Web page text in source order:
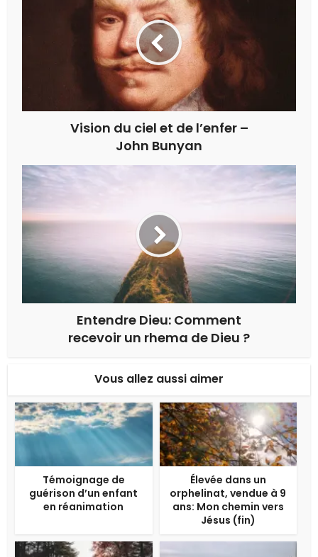
Vision du ciel et de l’enfer –
John Bunyan
Entendre Dieu: Comment
recevoir un rhema de Dieu ?
Vous allez aussi aimer
Témoignage de
guérison d’un enfant
en réanimation
Élevée dans un
orphelinat, vendue à 9
ans: Mon chemin vers
Jésus (fin)